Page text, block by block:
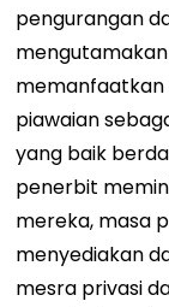
pengurangan
memanfaatkan
piawaian
yang baik
penerbit
mereka, masa
menyediakan
mesra privasi